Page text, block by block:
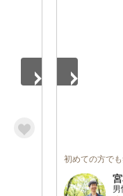
初めての方で